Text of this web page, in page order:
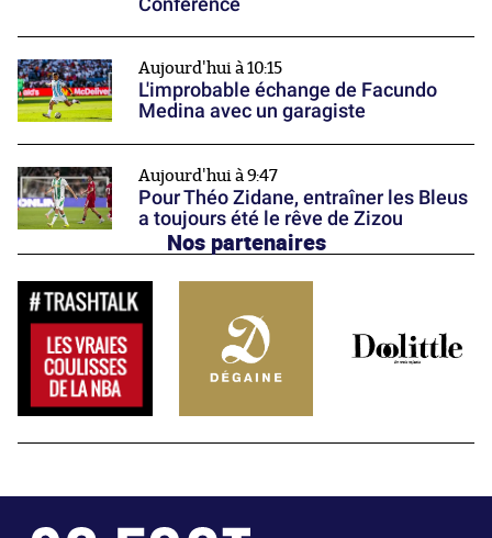
Aujourd'hui à 10:15
L'improbable échange de Facundo
Medina avec un garagiste
Aujourd'hui à 9:47
Pour Théo Zidane, entraîner les Bleus
a toujours été le rêve de Zizou
Nos partenaires